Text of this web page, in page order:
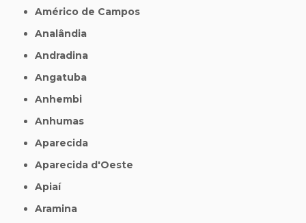
Américo de Campos
Analândia
Andradina
Angatuba
Anhembi
Anhumas
Aparecida
Aparecida d'Oeste
Apiaí
Aramina